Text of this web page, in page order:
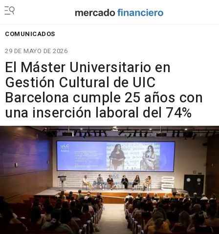
COMUNICADOS
29 DE MAYO DE 2026
El Máster Universitario en
Gestión Cultural de UIC
Barcelona cumple 25 años con
una inserción laboral del 74%